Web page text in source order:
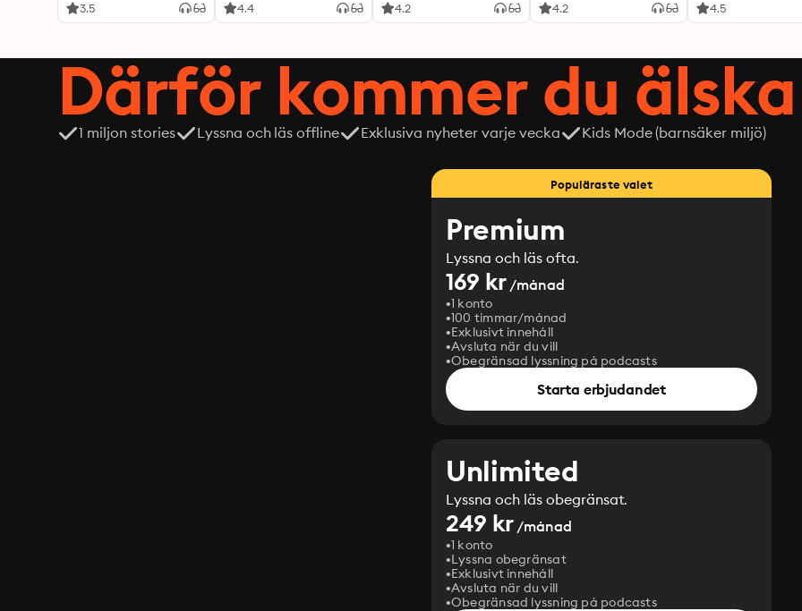
3.5 4.4 4.2 4.2 4.5
Därför kommer du
1 miljon stories Lyssna och läs offline Exklusiva nyheter varje vecka Kids Mode (barnsäker miljö)
Populäraste valet
Premium
Lyssna och läs ofta.
169 kr/månad
1 konto
100 timmar/månad
Exklusivt innehåll
Avsluta när du vill
Obegränsad lyssning på podcasts
Starta erbjudandet
Unlimited
Lyssna och läs obegränsat.
249 kr/månad
1 konto
Lyssna obegränsat
Exklusivt innehåll
Avsluta när du vill
Obegränsad lyssning på podcasts